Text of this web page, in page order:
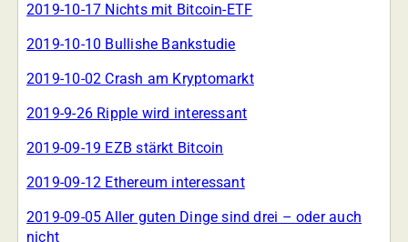
2019-10-17 Nichts mit Bitcoin-ETF
2019-10-10 Bullishe Bankstudie
2019-10-02 Crash am Kryptomarkt
2019-9-26 Ripple wird interessant
2019-09-19 EZB stärkt Bitcoin
2019-09-12 Ethereum interessant
2019-09-05 Aller guten Dinge sind drei – oder auch
nicht